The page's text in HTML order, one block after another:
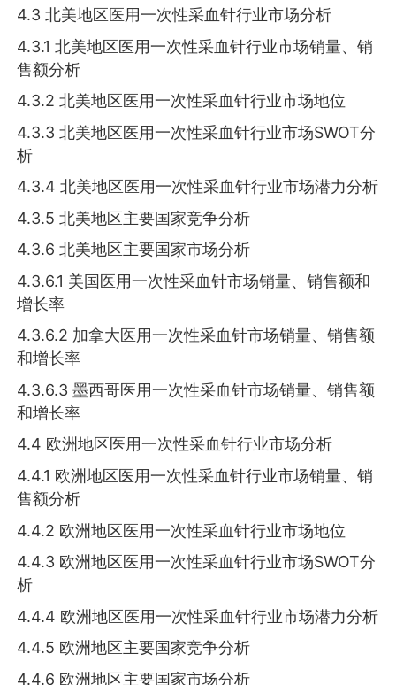
4.3 北美地区医用一次性采血针行业市场分析
4.3.1 北美地区医用一次性采血针行业市场销量、销
售额分析
4.3.2 北美地区医用一次性采血针行业市场地位
4.3.3 北美地区医用一次性采血针行业市场SWOT分
析
4.3.4 北美地区医用一次性采血针行业市场潜力分析
4.3.5 北美地区主要国家竞争分析
4.3.6 北美地区主要国家市场分析
4.3.6.1 美国医用一次性采血针市场销量、销售额和
增长率
4.3.6.2 加拿大医用一次性采血针市场销量、销售额
和增长率
4.3.6.3 墨西哥医用一次性采血针市场销量、销售额
和增长率
4.4 欧洲地区医用一次性采血针行业市场分析
4.4.1 欧洲地区医用一次性采血针行业市场销量、销
售额分析
4.4.2 欧洲地区医用一次性采血针行业市场地位
4.4.3 欧洲地区医用一次性采血针行业市场SWOT分
析
4.4.4 欧洲地区医用一次性采血针行业市场潜力分析
4.4.5 欧洲地区主要国家竞争分析
4.4.6 欧洲地区主要国家市场分析